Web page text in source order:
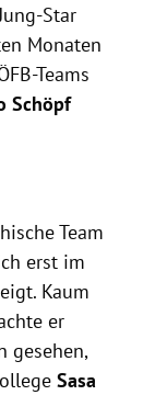
Star
Monaten
Teams
Schöpf
Team
erst im
Kaum
er
gesehen,
Sasa